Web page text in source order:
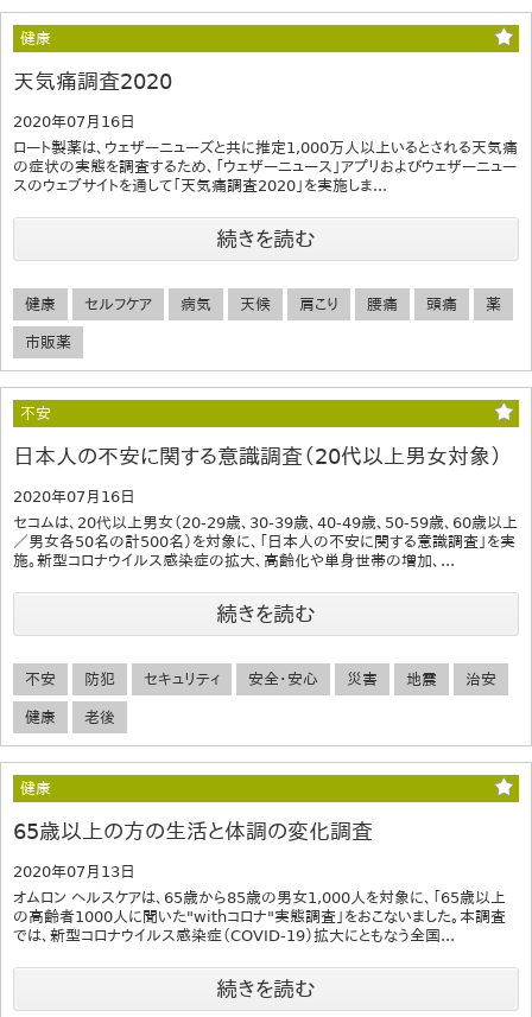
健康
天気痛調査2020
2020年07月16日
ロート製薬は、ウェザーニューズと共に推定1,000万人以上いるとされる天気痛
の症状の実態を調査するため、「ウェザーニュース」アプリおよびウェザーニュー
スのウェブサイトを通して「天気痛調査2020」を実施しま...
続きを読む
健康 セルフケア 病気 天候 肩こり 腰痛 頭痛 薬
市販薬
不安
日本人の不安に関する意識調査（20代以上男女対象）
2020年07月16日
セコムは、20代以上男女（20-29歳、30-39歳、40-49歳、50-59歳、60歳以上
／男女各50名の計500名）を対象に、「日本人の不安に関する意識調査」を実
施。新型コロナウイルス感染症の拡大、高齢化や単身世帯の増加、...
続きを読む
不安 防犯 セキュリティ 安全・安心 災害 地震 治安
健康 老後
健康
65歳以上の方の生活と体調の変化調査
2020年07月13日
オムロン ヘルスケアは、65歳から85歳の男女1,000人を対象に、「65歳以上
の高齢者1000人に聞いた"withコロナ"実態調査」をおこないました。本調査
では、新型コロナウイルス感染症（COVID-19）拡大にともなう全国...
続きを読む